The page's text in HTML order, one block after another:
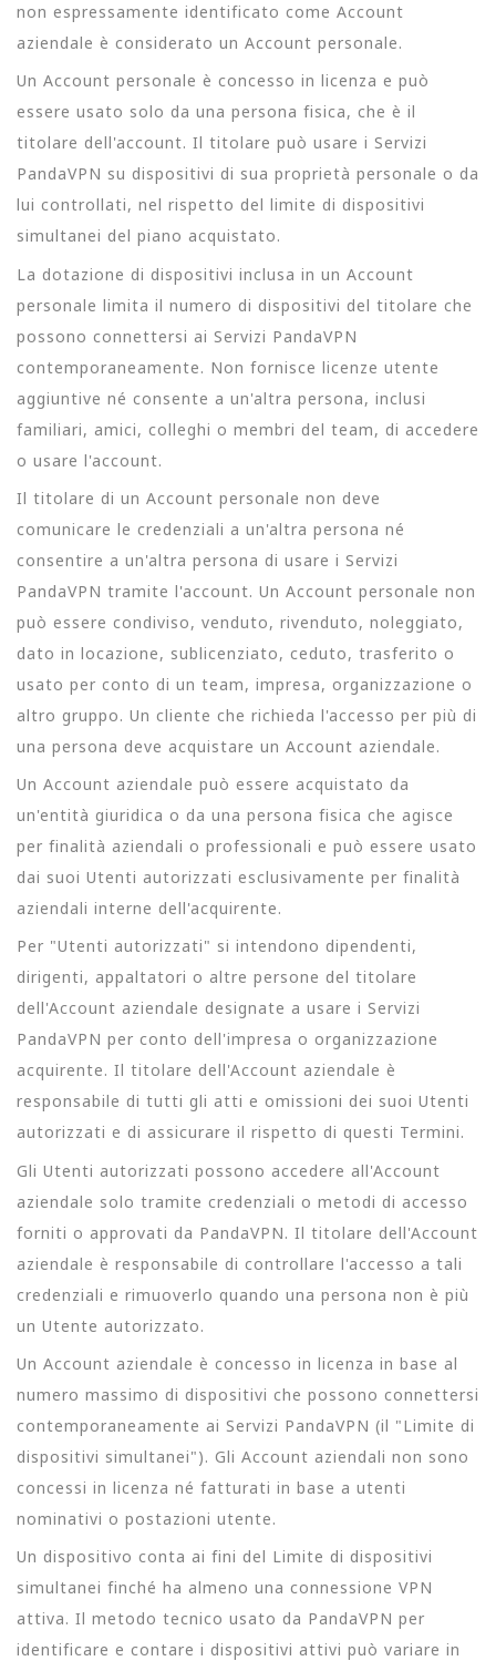
non espressamente identificato come Account
aziendale è considerato un Account personale.
Un Account personale è concesso in licenza e può
essere usato solo da una persona fisica, che è il
titolare dell'account. Il titolare può usare i Servizi
PandaVPN su dispositivi di sua proprietà personale o da
lui controllati, nel rispetto del limite di dispositivi
simultanei del piano acquistato.
La dotazione di dispositivi inclusa in un Account
personale limita il numero di dispositivi del titolare che
possono connettersi ai Servizi PandaVPN
contemporaneamente. Non fornisce licenze utente
aggiuntive né consente a un'altra persona, inclusi
familiari, amici, colleghi o membri del team, di accedere
o usare l'account.
Il titolare di un Account personale non deve
comunicare le credenziali a un'altra persona né
consentire a un'altra persona di usare i Servizi
PandaVPN tramite l'account. Un Account personale non
può essere condiviso, venduto, rivenduto, noleggiato,
dato in locazione, sublicenziato, ceduto, trasferito o
usato per conto di un team, impresa, organizzazione o
altro gruppo. Un cliente che richieda l'accesso per più di
una persona deve acquistare un Account aziendale.
Un Account aziendale può essere acquistato da
un'entità giuridica o da una persona fisica che agisce
per finalità aziendali o professionali e può essere usato
dai suoi Utenti autorizzati esclusivamente per finalità
aziendali interne dell'acquirente.
Per "Utenti autorizzati" si intendono dipendenti,
dirigenti, appaltatori o altre persone del titolare
dell'Account aziendale designate a usare i Servizi
PandaVPN per conto dell'impresa o organizzazione
acquirente. Il titolare dell'Account aziendale è
responsabile di tutti gli atti e omissioni dei suoi Utenti
autorizzati e di assicurare il rispetto di questi Termini.
Gli Utenti autorizzati possono accedere all'Account
aziendale solo tramite credenziali o metodi di accesso
forniti o approvati da PandaVPN. Il titolare dell'Account
aziendale è responsabile di controllare l'accesso a tali
credenziali e rimuoverlo quando una persona non è più
un Utente autorizzato.
Un Account aziendale è concesso in licenza in base al
numero massimo di dispositivi che possono connettersi
contemporaneamente ai Servizi PandaVPN (il "Limite di
dispositivi simultanei"). Gli Account aziendali non sono
concessi in licenza né fatturati in base a utenti
nominativi o postazioni utente.
Un dispositivo conta ai fini del Limite di dispositivi
simultanei finché ha almeno una connessione VPN
attiva. Il metodo tecnico usato da PandaVPN per
identificare e contare i dispositivi attivi può variare in